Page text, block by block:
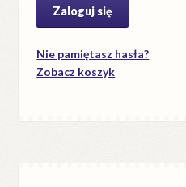
Nie pamiętasz hasła?
Zobacz koszyk